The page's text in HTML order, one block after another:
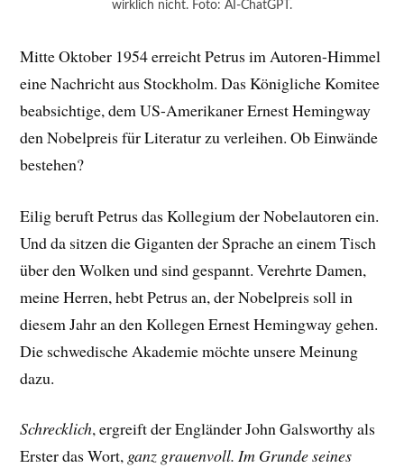
wirklich nicht. Foto: AI-ChatGPT.
Mitte Oktober 1954 erreicht Petrus im Autoren-Himmel
eine Nachricht aus Stockholm. Das Königliche Komitee
beabsichtige, dem US-Amerikaner Ernest Hemingway
den Nobelpreis für Literatur zu verleihen. Ob Einwände
bestehen?
Eilig beruft Petrus das Kollegium der Nobelautoren ein.
Und da sitzen die Giganten der Sprache an einem Tisch
über den Wolken und sind gespannt. Verehrte Damen,
meine Herren, hebt Petrus an, der Nobelpreis soll in
diesem Jahr an den Kollegen Ernest Hemingway gehen.
Die schwedische Akademie möchte unsere Meinung
dazu.
Schrecklich, ergreift der Engländer John Galsworthy als
Erster das Wort, ganz grauenvoll. Im Grunde seines